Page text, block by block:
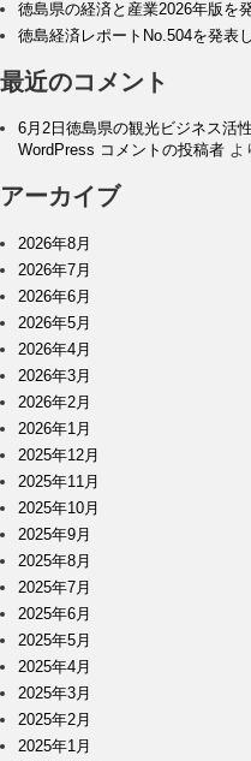
徳島県の経済と産業2026年版を
徳島経済レポートNo.504を発表
最近のコメント
6月2日徳島県の観光ビジネス活
WordPress コメントの投稿者 よ
アーカイブ
2026年8月
2026年7月
2026年6月
2026年5月
2026年4月
2026年3月
2026年2月
2026年1月
2025年12月
2025年11月
2025年10月
2025年9月
2025年8月
2025年7月
2025年6月
2025年5月
2025年4月
2025年3月
2025年2月
2025年1月